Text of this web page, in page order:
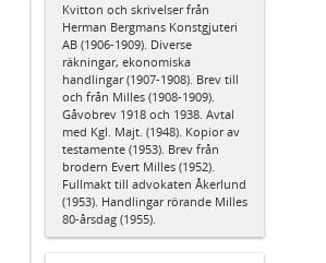
Kvitton och skrivelser från
Herman Bergmans Konstgjuteri
AB (1906-1909). Diverse
räkningar, ekonomiska
handlingar (1907-1908). Brev till
och från Milles (1908-1909).
Gåvobrev 1918 och 1938. Avtal
med Kgl. Majt. (1948). Kopior av
testamente (1953). Brev från
brodern Evert Milles (1952).
Fullmakt till advokaten Åkerlund
(1953). Handlingar rörande Milles
80-årsdag (1955).